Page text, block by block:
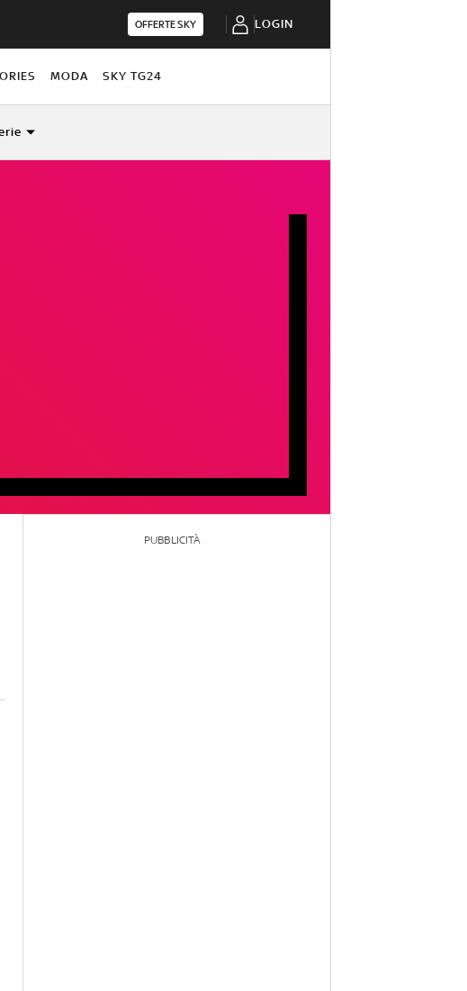
OFFERTE SKY LOGIN
MODA SKY TG24
PUBBLICITÀ